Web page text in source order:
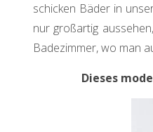
schicken Bäder in
nur großartig
Badezimmer, wo man
Dieses